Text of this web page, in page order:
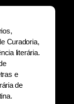
Curadoria,
literária.
e
de